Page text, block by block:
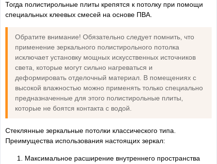
Тогда полистирольные плиты крепятся к потолку при помощи
специальных клеевых смесей на основе ПВА.
Обратите внимание! Обязательно следует помнить, что
применение зеркального полистирольного потолка
исключает установку мощных искусственных источников
света, которые могут сильно нагреваться и
деформировать отделочный материал. В помещениях с
высокой влажностью можно применять только специально
предназначенные для этого полистирольные плиты,
которые не боятся контакта с водой.
Стеклянные зеркальные потолки классического типа.
Преимущества использования настоящих зеркал:
Максимальное расширение внутреннего пространства